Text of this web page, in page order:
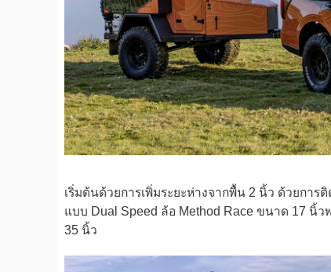
เริ่มต้นด้วยการเพิ่มระยะห่างจากพื้น 2 นิ้ว ด้วยกา
แบบ Dual Speed ล้อ Method Race ขนาด 17 นิ้ว
35 นิ้ว